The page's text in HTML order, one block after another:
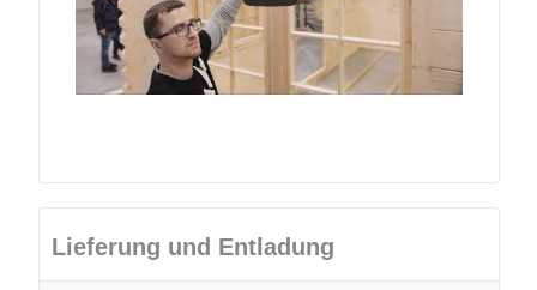
Lieferung und Entladung